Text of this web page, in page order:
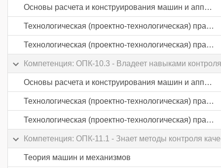
Основы расчета и конструирования машин и аппаратов
Технологическая (проектно-технологическая) практика
Технологическая (проектно-технологическая) практика
Компетенция: ОПК-10.3 - Владеет навыками
Основы расчета и конструирования машин и аппаратов
Технологическая (проектно-технологическая) практика
Технологическая (проектно-технологическая) практика
Компетенция: ОПК-11.1 - Знает методы контроля
Теория машин и механизмов